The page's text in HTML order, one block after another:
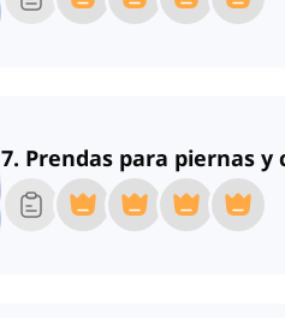
7. Prendas para piernas y